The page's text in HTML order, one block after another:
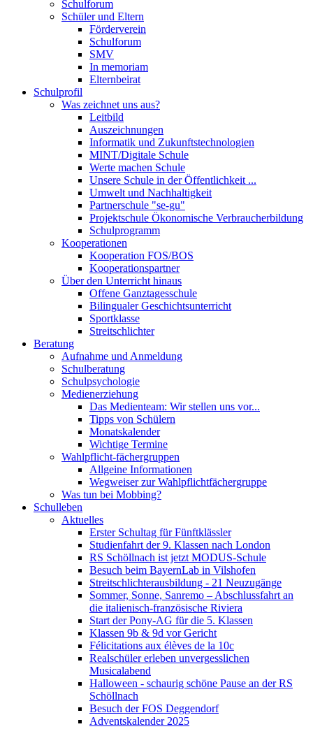
Schulforum
Schüler und Eltern
Förderverein
Schulforum
SMV
In memoriam
Elternbeirat
Schulprofil
Was zeichnet uns aus?
Leitbild
Auszeichnungen
Informatik und Zukunftstechnologien
MINT/Digitale Schule
Werte machen Schule
Unsere Schule in der Öffentlichkeit ...
Umwelt und Nachhaltigkeit
Partnerschule "se-gu"
Projektschule Ökonomische Verbraucherbildung
Schulprogramm
Kooperationen
Kooperation FOS/BOS
Kooperationspartner
Über den Unterricht hinaus
Offene Ganztagesschule
Bilingualer Geschichtsunterricht
Sportklasse
Streitschlichter
Beratung
Aufnahme und Anmeldung
Schulberatung
Schulpsychologie
Medienerziehung
Das Medienteam: Wir stellen uns vor...
Tipps von Schülern
Monatskalender
Wichtige Termine
Wahlpflicht-fächergruppen
Allgeine Informationen
Wegweiser zur Wahlpflichtfächergruppe
Was tun bei Mobbing?
Schulleben
Aktuelles
Erster Schultag für Fünftklässler
Studienfahrt der 9. Klassen nach London
RS Schöllnach ist jetzt MODUS-Schule
Besuch beim BayernLab in Vilshofen
Streitschlichterausbildung - 21 Neuzugänge
Sommer, Sonne, Sanremo – Abschlussfahrt an
die italienisch-französische Riviera
Start der Pony-AG für die 5. Klassen
Klassen 9b & 9d vor Gericht
Félicitations aux élèves de la 10c
Realschüler erleben unvergesslichen
Musicalabend
Halloween - schaurig schöne Pause an der RS
Schöllnach
Besuch der FOS Deggendorf
Adventskalender 2025